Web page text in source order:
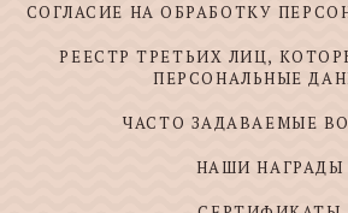
СОГЛАСИЕ НА ОБРАБОТКУ
РЕЕСТР ТРЕТЬИХ ЛИЦ,
ПЕРСОНАЛЬНЫЕ
ЧАСТО ЗАДАВАЕМЫЕ
НАШИ НАГРАДЫ